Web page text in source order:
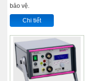
bảo vệ.
Chi tiết